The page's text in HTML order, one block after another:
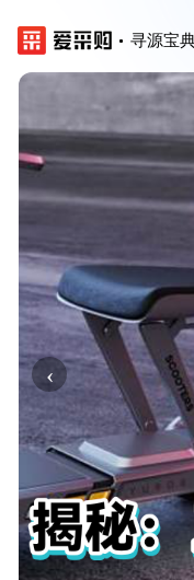
寻源宝
‹